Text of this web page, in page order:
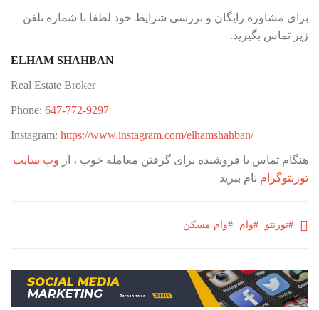
برای مشاوره رایگان و بررسی شرایط خود لطفا با شماره تلفن
زیر تماس بگیرید.
ELHAM SHAHBAN
Real Estate Broker
Phone: 647-772-9297
Instagram: https://www.instagram.com/elhamshahban/
هنگام تماس با فروشنده برای گرفتن معامله خوب ، از وب سایت
تورنتوگرام نام ببرید
#تورنتو #وام #وام مسکن